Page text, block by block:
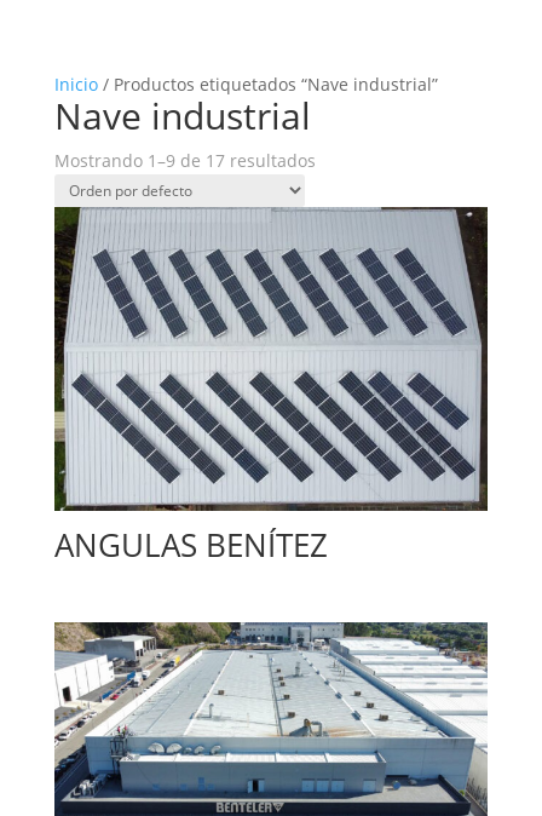
Inicio/ Productos etiquetados “Nave industrial”
Nave industrial
Mostrando 1–9 de 17 resultados
ANGULAS BENÍTEZ